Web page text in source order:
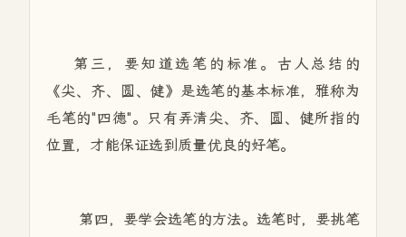
第三，要知道选笔的标准。古人总结的
《尖、齐、圆、健》是选笔的基本标准，雅称为
毛笔的"四德"。只有弄清尖、齐、圆、健所指的
位置，才能保证选到质量优良的好笔。
第四，要学会选笔的方法。选笔时，要挑笔